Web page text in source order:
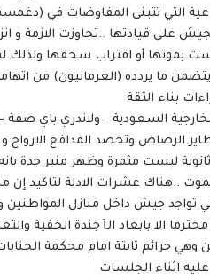
التي تتبنى المفاوضات في
على قيادتها ..تجاوزت الازمة و
بموتها أو اقتراب سحقها ولذلك
ما يردده (العرمانيون) من
بناء الثقة
السعودية – ولاندري
الرصاص وتحصد المدافع الارواح و
ثانوية ليست مثمرة وظهر منبر جدة
..هناك عشرات الادلة لتاكيد إن
تواجد جيش داخل منازل المواطنين
الا بابعاد الٱجندة الخفية
وهي جرائم ثابتة امام محكمة
عليه اثناء الجلسات